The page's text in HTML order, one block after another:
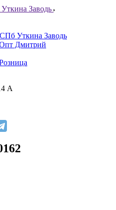
Заводь
СПб Уткина Заводь
Дмитрий
А